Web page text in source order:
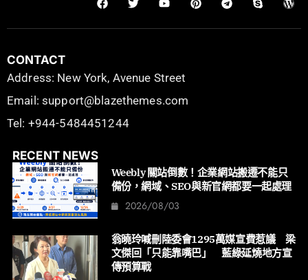
CONTACT
Address: New York, Avenue Street
Email: support@blazethemes.com
Tel: +944-5484451244
RECENT NEWS
Weebly 關站倒數！企業網站搬遷不能只
備份，網域、SEO與新官網都要一起處理
2026/08/03
翁曉玲喊刪陸委會1295萬媒宣費惹議 梁
文傑回「只能靠嘴巴」 藍綠延燒地方宣
傳預算戰